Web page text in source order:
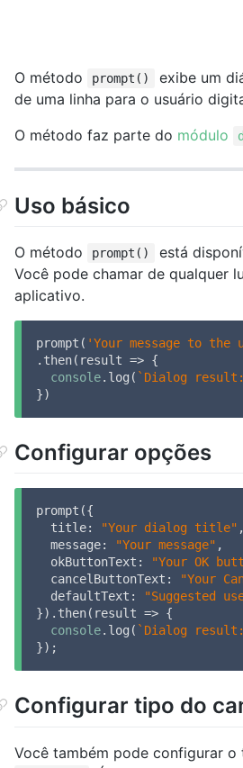
O método prompt()
exibe um
de uma linha para o usuário
O método faz parte do módulo
Uso básico
O método prompt()
está
Você pode chamar de qualquer
aplicativo.
prompt( 'Your message to the
.then( result => {
console.log( `Dialog
})
Configurar opções
prompt({
title: "Your dialog title" ,
message: "Your message" ,
okButtonText : "Your OK
cancelButtonText : "Your
defaultText : "Suggested
}).then( result => {
console.log( `Dialog
});
Configurar tipo do
Você também pode configurar